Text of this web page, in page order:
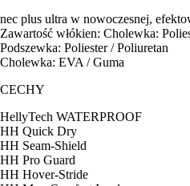
nec plus ultra w nowoczesnej,
Zawartość włókien: Cholewka:
Podszewka: Poliester / Poliuretan
Cholewka: EVA / Guma
CECHY
HellyTech WATERPROOF
HH Quick Dry
HH Seam-Shield
HH Pro Guard
HH Hover-Stride